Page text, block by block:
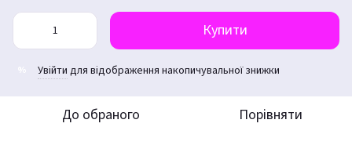
Купити
Увійти для відображення накопичувальної знижки
До обраного Порівняти